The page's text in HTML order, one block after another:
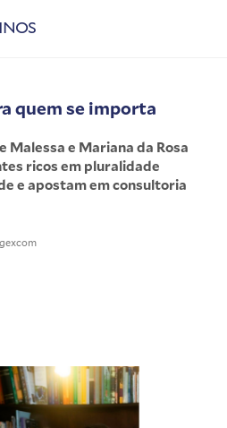
quem se importa
Malessa e Mariana da Rosa
ricos em pluralidade
e apostam em consultoria